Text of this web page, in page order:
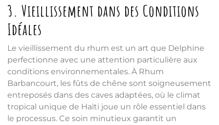
3. Vieillissement dans des Conditions
Idéales
Le vieillissement du rhum est un art que Delphine
perfectionne avec une attention particulière aux
conditions environnementales. À Rhum
Barbancourt, les fûts de chêne sont soigneusement
entreposés dans des caves adaptées, où le climat
tropical unique de Haïti joue un rôle essentiel dans
le processus. Ce soin minutieux garantit un